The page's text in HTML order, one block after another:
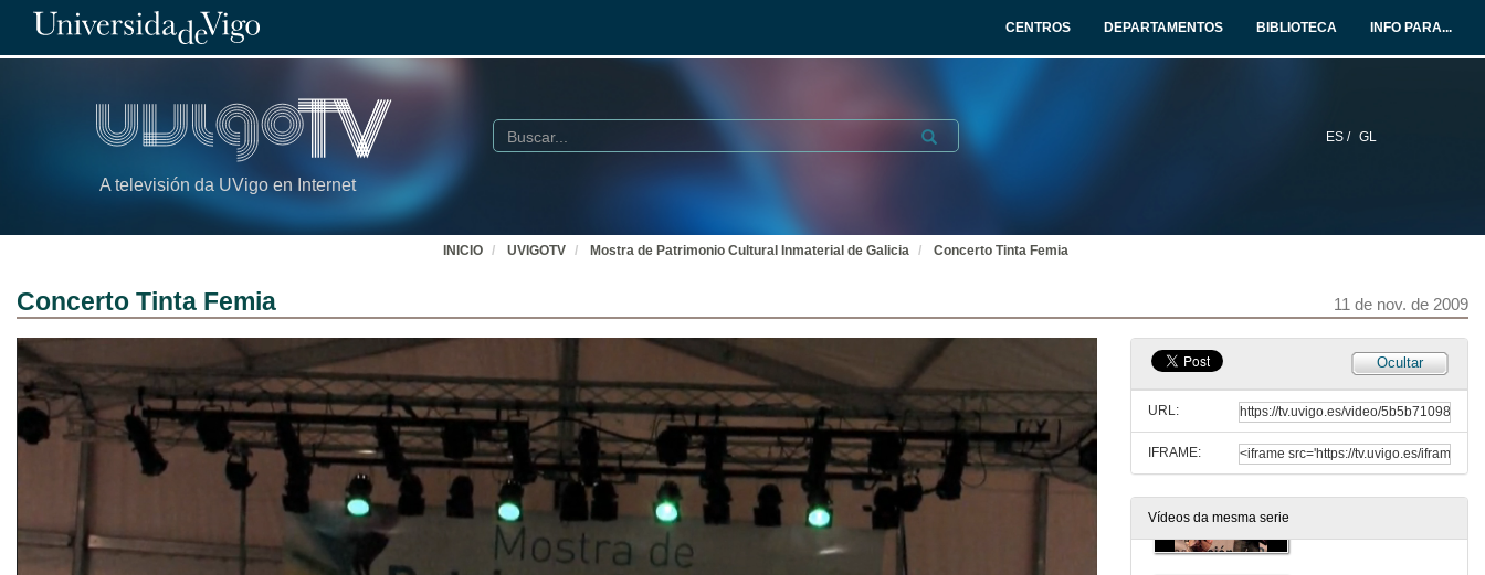
CENTROS DEPARTAMENTOS BIBLIOTECA INFO PARA...
A televisión da UVigo en Internet
ES / GL
Buscar Submit
INICIO UVIGOTV Mostra de Patrimonio Cultural Inmaterial de Galicia Concerto Tinta Femia
Concerto Tinta Femia 11 de nov. de 2009
Ocultar
URL:
IFRAME:
Vídeos da mesma serie
18 de ago. de 2010
Tema 12
Tema 13
11 de nov. de 2009